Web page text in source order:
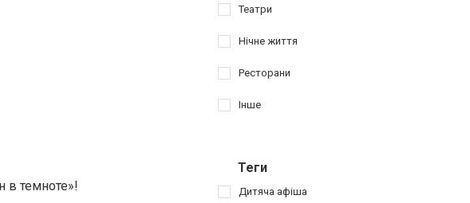
темноте»!
Театри
Нічне життя
Ресторани
Інше
Теги
Дитяча афіша